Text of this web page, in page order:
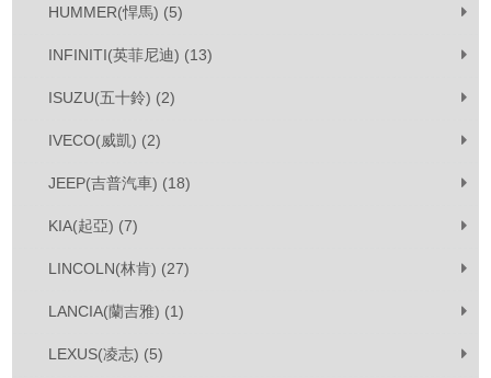
HUMMER(悍馬) (5)
INFINITI(英菲尼迪) (13)
ISUZU(五十鈴) (2)
IVECO(威凱) (2)
JEEP(吉普汽車) (18)
KIA(起亞) (7)
LINCOLN(林肯) (27)
LANCIA(蘭吉雅) (1)
LEXUS(凌志) (5)